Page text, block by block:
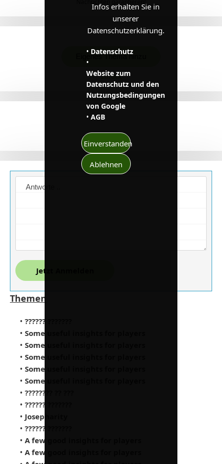
Infos erhalten Sie in
unserer
Datenschutzerklärung.
• Datenschutz
•
Website zum
Datenschutz und den
Nutzungsbedingungen
von Google
•AGB
Einverstanden
Ablehnen
Eigenes Thema hinzu
Zurück
Jetzt Anmelden
Themen
• ?????? ???????
• Some useful insights for players
• Some useful insights for players
• Some useful insights for players
• Some useful insights for players
• Some useful insights for players
• ???????? ?? ???
• ?????? ???????
• Josepharity
• ?????? ???????
• A few good insights for players
• A few good insights for players